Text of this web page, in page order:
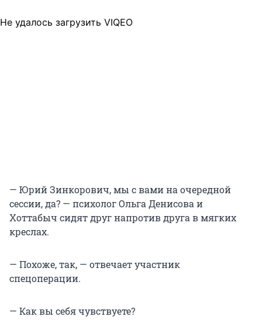
Не удалось загрузить VIQEO
— Юрий Зинкорович, мы с вами на очередной
сессии, да? — психолог Ольга Денисова и
Хоттабыч сидят друг напротив друга в мягких
креслах.
— Похоже, так, — отвечает участник
спецоперации.
— Как вы себя чувствуете?